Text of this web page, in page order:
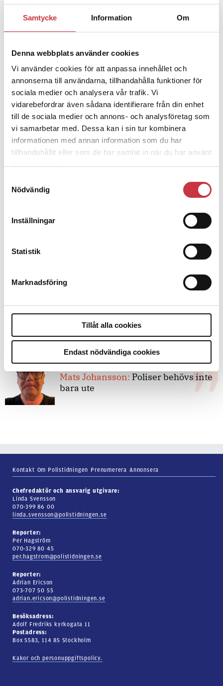
Samtycke Information Om
Denna webbplats använder cookies
Vi använder cookies för att anpassa innehållet och
annonserna till användarna, tillhandahålla funktioner för
sociala medier och analysera vår trafik. Vi
vidarebefordrar även sådana identifierare från din enhet
till de sociala medier och annons- och analysföretag som
vi samarbetar med. Dessa kan i sin tur kombinera
informationen med annan information som du har
tillhandahållit eller som de har samlat in när du har använt
Nödvändig
Inställningar
Statistik
Marknadsföring
Tillåt alla cookies
Endast nödvändiga cookies
1 juni 2026
Jens Mårtensson:
Snart 20 år i tjänst
Polisregionen erkänner fel: ”Kommer
att rättas till”
Debatt
Det är inte evidenskrav som
7 juli 2026
Debatt:Med för höga krav på evidens
kan polisen inte göra något alls
15 juni 2026
Mats Johansson: Poliser behövs inte
bara ute
Kontakt Om Polistidningen Prenumerera Annonsera
Chefredaktör och ansvarig utgivare:
Linda Svensson
070-399 86 00
linda.svensson@polistidningen.se
Reporter:
Per Hagström
070-329 80 45
per.hagstrom@polistidningen.se
Reporter:
Adrian Ericson
073-707 50 55
adrian.ericson@polistidningen.se
Besöksadress:
Adolf Fredriks kyrkogata 11
Postadress:
Box 5583, 114 85 Stockholm
Kakor och personuppgiftspolicy.